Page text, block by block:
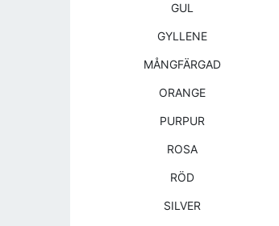
GUL
GYLLENE
MÅNGFÄRGAD
ORANGE
PURPUR
ROSA
RÖD
SILVER